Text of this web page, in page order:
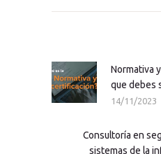
entradasPrevious
post:
Normativa
que debes
14/11/2023
Consultoría en
sistemas de la